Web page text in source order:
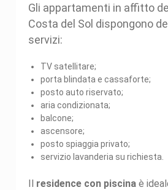
Gli appartamenti in affitto
Costa del Sol dispongono
servizi:
TV satellitare;
porta blindata e cassaforte;
posto auto riservato;
aria condizionata;
balcone;
ascensore;
posto spiaggia privato;
servizio lavanderia su richiesta.
Il residence con piscinaè